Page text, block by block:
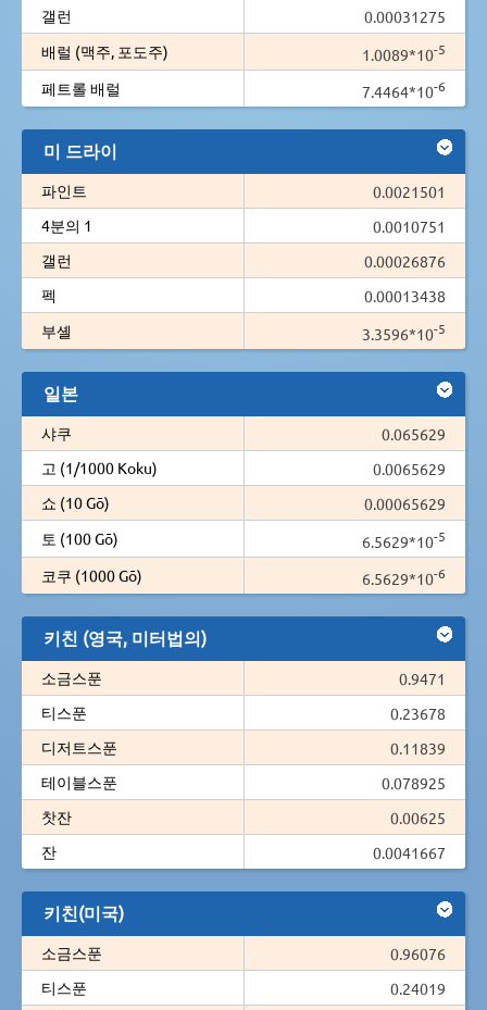
갤런
0.00031275
배럴 (맥주, 포도주)
1.0089*10-5
페트롤 배럴 7.4464*10-6
미 드라이
파인트
0.0021501
4분의 1
0.0010751
갤런
0.00026876
펙
0.00013438
부셸
3.3596*10-5
일본
샤쿠
0.065629
고 (1/1000 Koku)
0.0065629
쇼 (10 Gō)
0.00065629
토 (100 Gō)
6.5629*10-5
코쿠 (1000 Gō) 6.5629*10-6
키친 (영국, 미터법의)
소금스푼
0.9471
티스푼
0.23678
디저트스푼
0.11839
테이블스푼
0.078925
찻잔
0.00625
잔
0.0041667
키친(미국)
소금스푼
0.96076
티스푼
0.24019